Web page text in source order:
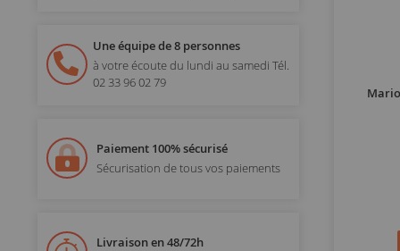
Une équipe de 8 personnes
à votre écoute du lundi au samedi Tél.
02 33 96 02 79
Paiement 100% sécurisé
Sécurisation de tous vos paiements
Livraison en 48/72h